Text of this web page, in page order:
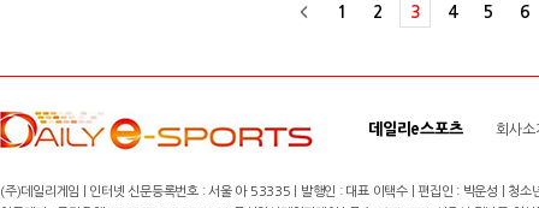
1 2 3 4 5 6
데일리e스포츠 회사소
(주)데일리게임 | 인터넷 신문등록번호 : 서울 아 53335 | 발행인 : 대표 이택수 | 편집인 : 박운성 |